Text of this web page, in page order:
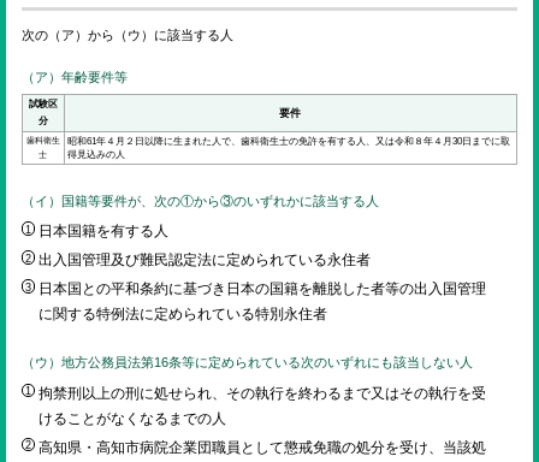
次の（ア）から（ウ）に該当する人
（ア）年齢要件等
試験区
分
要件
歯科衛生
士
昭和61年４月２日以降に生まれた人で、歯科衛生士の免許を有する人、又は令和８年４月30日までに取
得見込みの人
（イ）国籍等要件が、次の①から③のいずれかに該当する人
日本国籍を有する人
出入国管理及び難民認定法に定められている永住者
日本国との平和条約に基づき日本の国籍を離脱した者等の出入国管理
に関する特例法に定められている特別永住者
（ウ）地方公務員法第16条等に定められている次のいずれにも該当しない人
拘禁刑以上の刑に処せられ、その執行を終わるまで又はその執行を受
けることがなくなるまでの人
高知県・高知市病院企業団職員として懲戒免職の処分を受け、当該処